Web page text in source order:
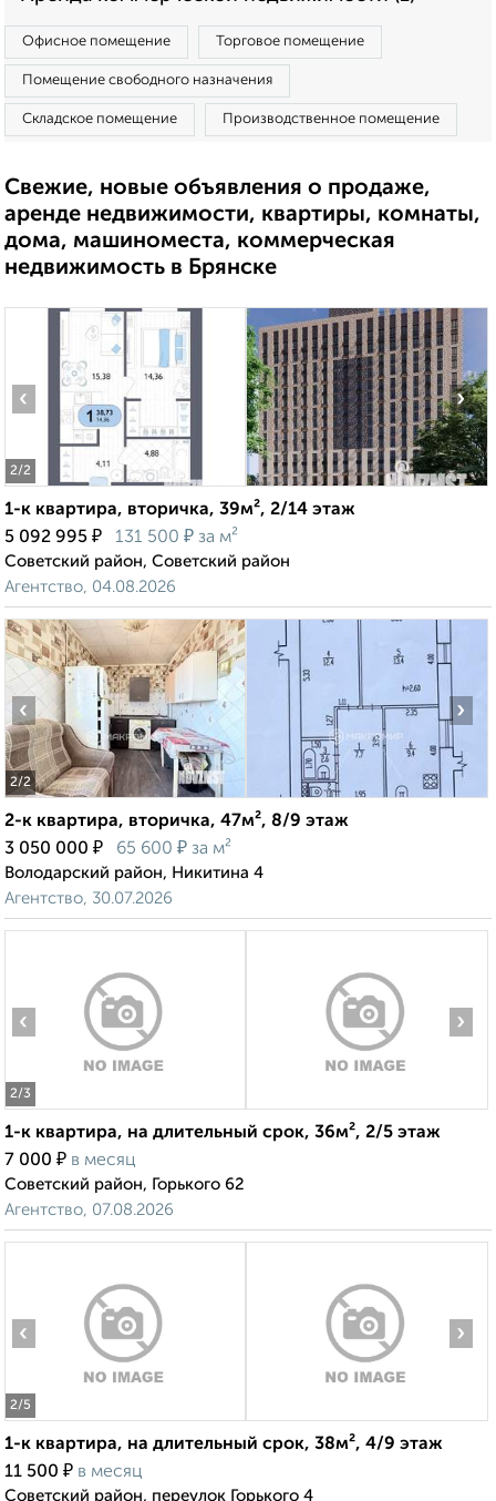
Офисное помещение Торговое помещение
Помещение свободного назначения
Складское помещение Производственное помещение
Свежие, новые объявления о продаже,
аренде недвижимости, квартиры, комнаты,
дома, машиноместа, коммерческая
недвижимость в Брянске
2/2
‹ ›
1-к квартира, вторичка, 39м², 2/14 этаж
5 092 995 ₽ 131 500 ₽ за м²
Советский район, Советский район
Агентство, 04.08.2026
2/2
‹ ›
2-к квартира, вторичка, 47м², 8/9 этаж
3 050 000 ₽ 65 600 ₽ за м²
Володарский район, Никитина 4
Агентство, 30.07.2026
2/3
‹ ›
1-к квартира, на длительный срок, 36м², 2/5 этаж
7 000 ₽ в месяц
Советский район, Горького 62
Агентство, 07.08.2026
2/5
‹ ›
1-к квартира, на длительный срок, 38м², 4/9 этаж
11 500 ₽ в месяц
Советский район, переулок Горького 4